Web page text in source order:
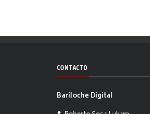
CONTACTO
Bariloche Digital